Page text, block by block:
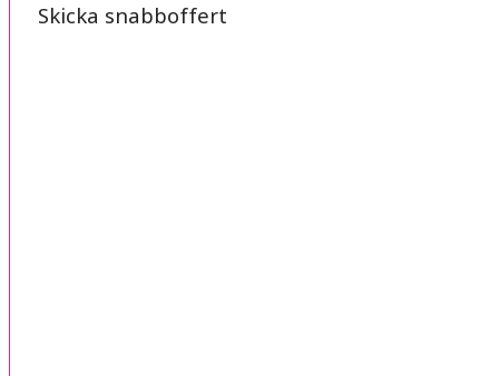
Skicka snabboffert